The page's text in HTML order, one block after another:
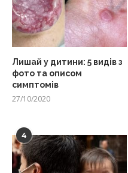
Лишай у дитини: 5 видів з
фото та описом
симптомів
27/10/2020
4